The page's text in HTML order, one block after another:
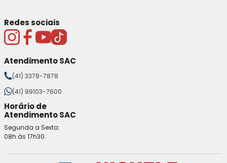
Redes sociais
Atendimento SAC
(41) 3378-7878
(41) 99103-7600
Horário de
Atendimento SAC
Segunda a Sexta:
08h às 17h30.